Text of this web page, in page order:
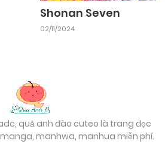
Shonan Seven
02/11/2024
quả anh đào cuteo là trang đọc
manhwa, manhua miễn phí.